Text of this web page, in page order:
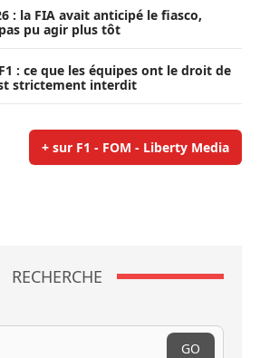
: la FIA avait anticipé le fiasco,
pu agir plus tôt
: ce que les équipes ont le droit de
strictement interdit
+ sur F1 - FOM - Liberty Media
RECHERCHE
GO